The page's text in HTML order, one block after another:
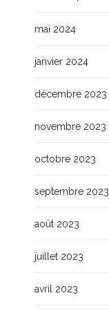
mai 2024
janvier 2024
décembre 2023
novembre 2023
octobre 2023
septembre 2023
août 2023
juillet 2023
avril 2023